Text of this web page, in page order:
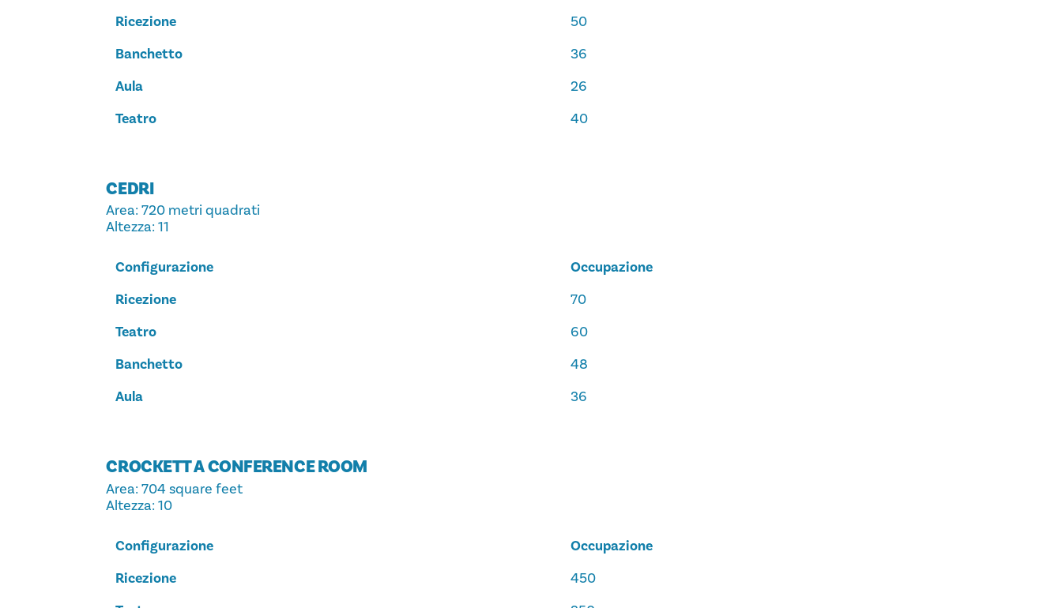
Ricezione
50
Banchetto
36
Aula
26
Teatro
40
CEDRI
Area: 720 metri quadrati
Altezza: 11
Configurazione
Occupazione
Ricezione
70
Teatro
60
Banchetto
48
Aula
36
CROCKETT A CONFERENCE ROOM
Area: 704 square feet
Altezza: 10
Configurazione
Occupazione
Ricezione
450